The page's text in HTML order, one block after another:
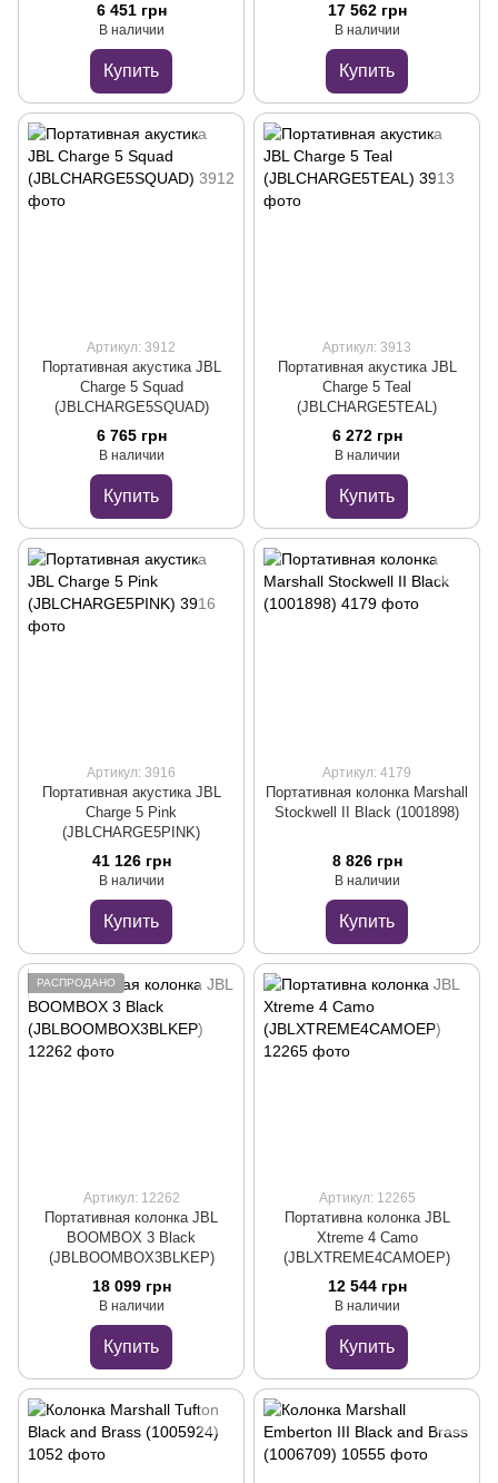
6 451 грн
В наличии
Купить
17 562 грн
В наличии
Купить
Артикул: 3912
Портативная акустика JBL
Charge 5 Squad
(JBLCHARGE5SQUAD)
6 765 грн
В наличии
Купить
Артикул: 3913
Портативная акустика JBL
Charge 5 Teal
(JBLCHARGE5TEAL)
6 272 грн
В наличии
Купить
Артикул: 3916
Портативная акустика JBL
Charge 5 Pink
(JBLCHARGE5PINK)
41 126 грн
В наличии
Купить
Артикул: 4179
Портативная колонка Marshall
Stockwell II Black (1001898)
8 826 грн
В наличии
Купить
РАСПРОДАНО
Артикул: 12262
Портативная колонка JBL
BOOMBOX 3 Black
(JBLBOOMBOX3BLKEP)
18 099 грн
В наличии
Купить
Артикул: 12265
Портативна колонка JBL
Xtreme 4 Camo
(JBLXTREME4CAMOEP)
12 544 грн
В наличии
Купить